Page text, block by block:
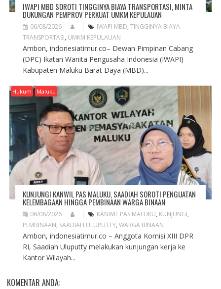
IWAPI MBD SOROTI TINGGINYA BIAYA TRANSPORTASI, MINTA
DUKUNGAN PEMPROV PERKUAT UMKM KEPULAUAN
06/08/2026 IWAPI MBD, TINGGINYA BIAYA
TRANSPORTASI, UMKM KEPULAUAN
Ambon, indonesiatimur.co– Dewan Pimpinan Cabang
(DPC) Ikatan Wanita Pengusaha Indonesia (IWAPI)
Kabupaten Maluku Barat Daya (MBD)...
Hukum Maluku
KUNJUNGI KANWIL PAS MALUKU, SAADIAH SOROTI PENGUATAN
KELEMBAGAAN HINGGA PEMBINAAN WARGA BINAAN
06/08/2026 KANWIL PAS MALUKU, KUNJUNGI,
PEMBINAAN, SAADIAH ULUPUTTY, WARGA BINAAN
Ambon, indonesiatimur.co – Anggota Komisi XIII DPR
RI, Saadiah Uluputty melakukan kunjungan kerja ke
Kantor Wilayah...
KOMENTAR ANDA: